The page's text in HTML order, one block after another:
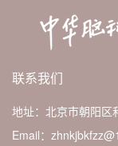
联系我们
地址：北京市朝阳区
Email：